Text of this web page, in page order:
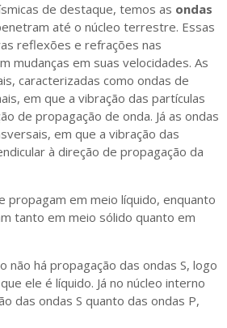
de destaque, temos as ondas
até o núcleo terrestre. Essas
reflexões e refrações nas
mudanças em suas velocidades. As
caracterizadas como ondas de
em que a vibração das partículas
de propagação de onda. Já as ondas
em que a vibração das
à direção de propagação da
em meio líquido, enquanto
tanto em meio sólido quanto em
há propagação das ondas S, logo
ele é líquido. Já no núcleo interno
das ondas S quanto das ondas P,